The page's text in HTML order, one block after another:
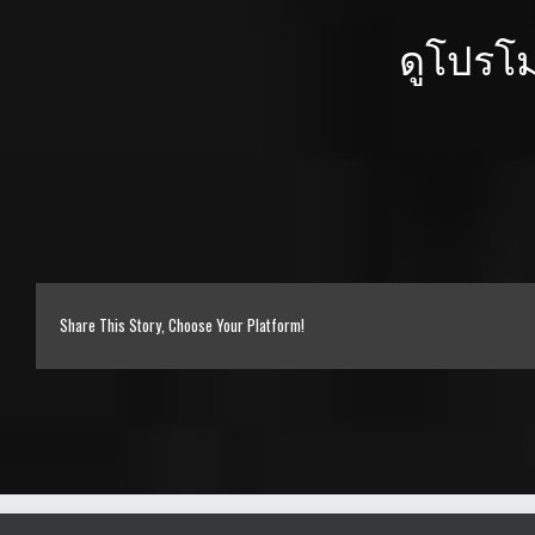
ดูโปรโ
Share This Story, Choose Your Platform!